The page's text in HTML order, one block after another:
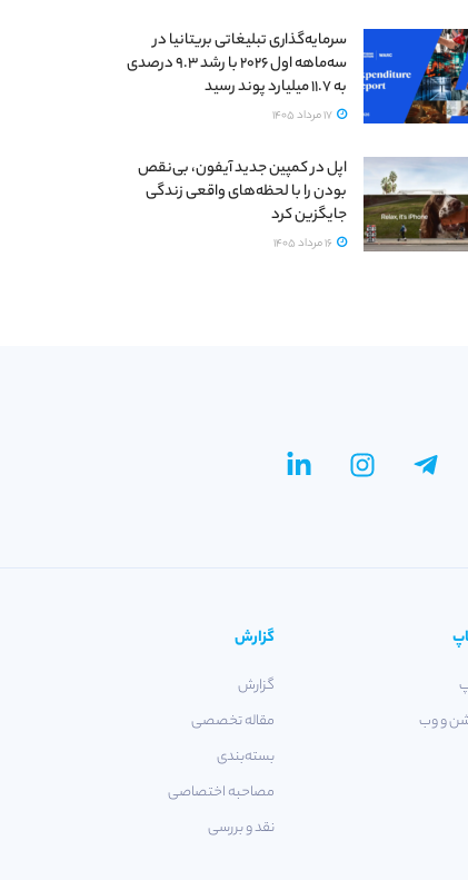
سرمایه‌گذاری تبلیغاتی بریتانیا در
سه‌ماهه اول ۲۰۲۶ با رشد ۹.۳ درصدی
به ۱۱.۷ میلیارد پوند رسید
اپل در کمپین جدید آیفون، بی‌نقص
بودن را با لحظه‌های واقعی زندگی
جایگزین کرد
و وب
گزارش
گزارش
مقاله تخصصی
بسته‌بندی
مصاحبه اختصاصی
نقد و بررسی